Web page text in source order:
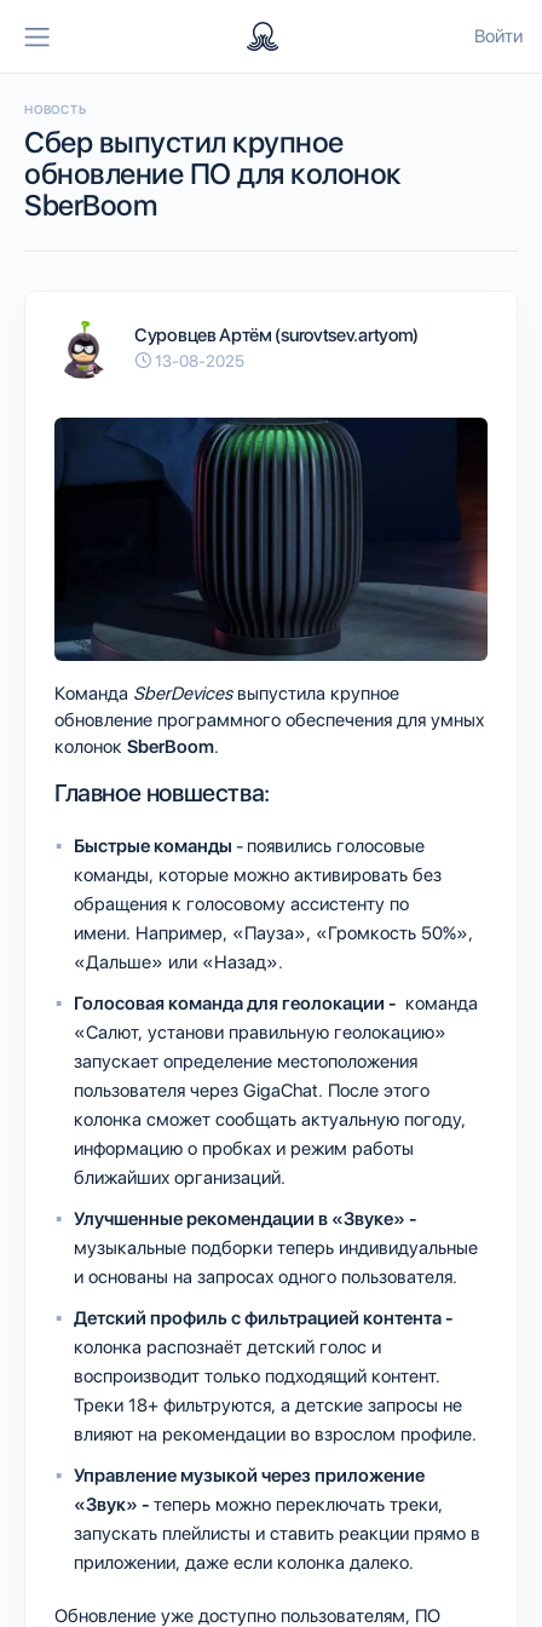
Войти
НОВОСТЬ
Сбер выпустил крупное
обновление ПО для колонок
SberBoom
Суровцев Артём (surovtsev.artyom)
13-08-2025
Команда SberDevicesвыпустила крупное
обновление программного обеспечения для умных
колонок SberBoom.
Главное новшества:
Быстрые команды - появились голосовые
команды, которые можно активировать без
обращения к голосовому ассистенту по
имени. Например, «Пауза», «Громкость 50%»,
«Дальше» или «Назад».
Голосовая команда для геолокации - команда
«Салют, установи правильную геолокацию»
запускает определение местоположения
пользователя через GigaChat. После этого
колонка сможет сообщать актуальную погоду,
информацию о пробках и режим работы
ближайших организаций.
Улучшенные рекомендации в «Звуке» -
музыкальные подборки теперь индивидуальные
и основаны на запросах одного пользователя.
Детский профиль с фильтрацией контента -
колонка распознаёт детский голос и
воспроизводит только подходящий контент.
Треки 18+ фильтруются, а детские запросы не
влияют на рекомендации во взрослом профиле.
Управление музыкой через приложение
«Звук» - теперь можно переключать треки,
запускать плейлисты и ставить реакции прямо в
приложении, даже если колонка далеко.
Обновление уже доступно пользователям, ПО